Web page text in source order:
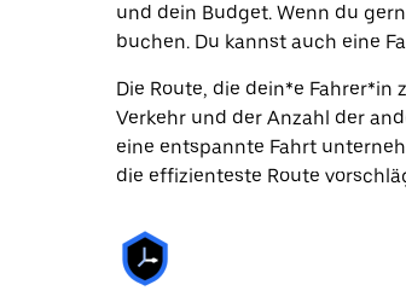
und dein Budget. Wenn du
buchen. Du kannst auch eine
Die Route, die dein*e
Verkehr und der Anzahl der
eine entspannte Fahrt
die effizienteste Route